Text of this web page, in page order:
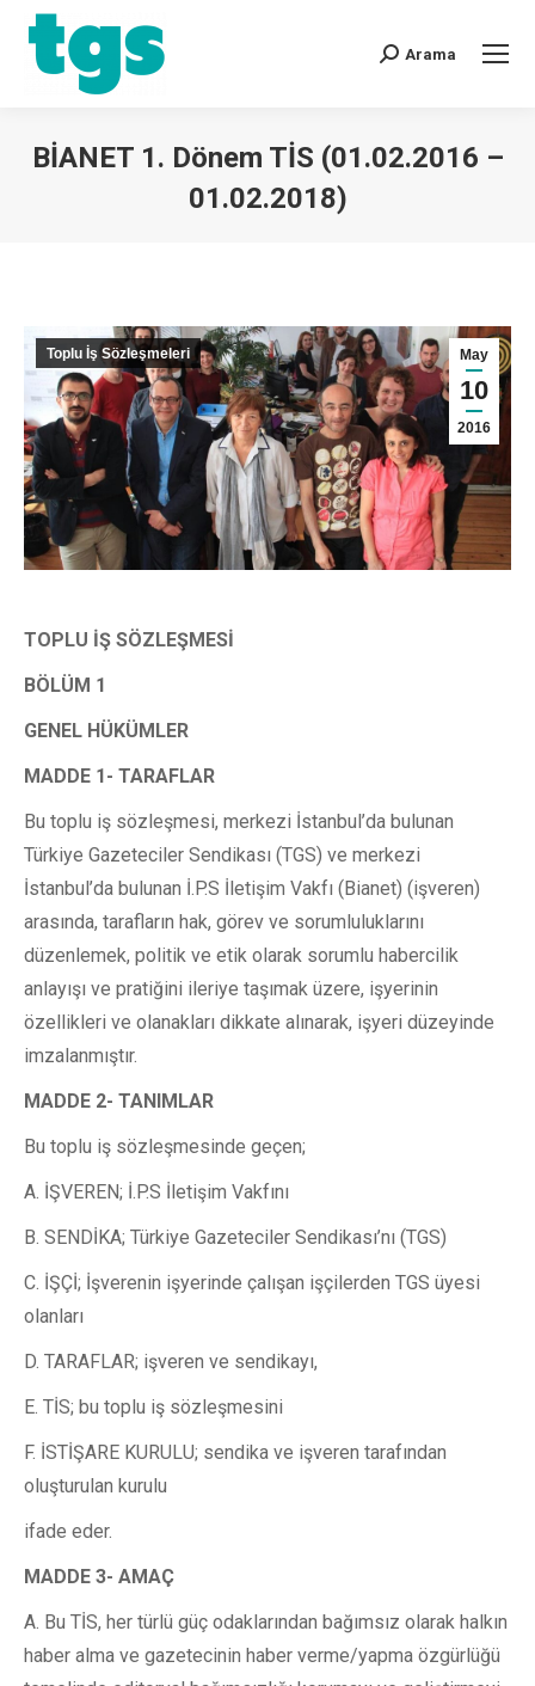
Arama
BİANET 1. Dönem TİS (01.02.2016 –
01.02.2018)
May
10
2016
Toplu İş Sözleşmeleri
TOPLU İŞ SÖZLEŞMESİ
BÖLÜM 1
GENEL HÜKÜMLER
MADDE 1- TARAFLAR
Bu toplu iş sözleşmesi, merkezi İstanbul’da bulunan
Türkiye Gazeteciler Sendikası (TGS) ve merkezi
İstanbul’da bulunan İ.P.S İletişim Vakfı (Bianet) (işveren)
arasında, tarafların hak, görev ve sorumluluklarını
düzenlemek, politik ve etik olarak sorumlu habercilik
anlayışı ve pratiğini ileriye taşımak üzere, işyerinin
özellikleri ve olanakları dikkate alınarak, işyeri düzeyinde
imzalanmıştır.
MADDE 2- TANIMLAR
Bu toplu iş sözleşmesinde geçen;
A. İŞVEREN; İ.P.S İletişim Vakfını
B. SENDİKA; Türkiye Gazeteciler Sendikası’nı (TGS)
C. İŞÇİ; İşverenin işyerinde çalışan işçilerden TGS üyesi
olanları
D. TARAFLAR; işveren ve sendikayı,
E. TİS; bu toplu iş sözleşmesini
F. İSTİŞARE KURULU; sendika ve işveren tarafından
oluşturulan kurulu
ifade eder.
MADDE 3- AMAÇ
A. Bu TİS, her türlü güç odaklarından bağımsız olarak halkın
haber alma ve gazetecinin haber verme/yapma özgürlüğü